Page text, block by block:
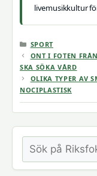
livemusikkultur
KATEGORIER
SPORT
ONT I FOTEN
SKA SÖKA VÅRD
OLIKA TYPER AV
NOCIPLASTISK
Sök